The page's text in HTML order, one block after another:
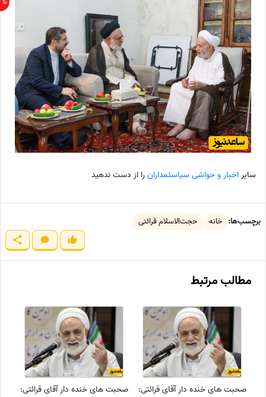
سایراخبار و حواشی سیاستمدارانرا از دست ندهید
برچسب‌ها: خانه حجت‌الاسلام قرائتی
مطالب مرتبط
صحبت های خنده دار آقای قرائتی:
صحبت های خنده دار آقای قرائتی: